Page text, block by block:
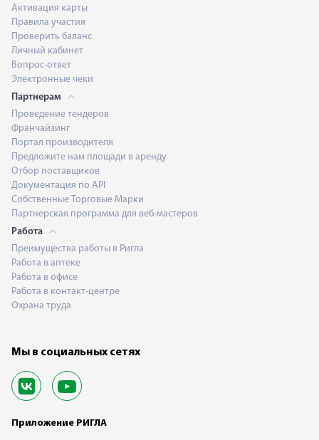
Активация карты
Правила участия
Проверить баланс
Личный кабинет
Вопрос-ответ
Электронные чеки
Партнерам
Проведение тендеров
Франчайзинг
Портал производителя
Предложите нам площади в аренду
Отбор поставщиков
Документация по API
Собственные Торговые Марки
Партнерская программа для веб-мастеров
Работа
Преимущества работы в Ригла
Работа в аптеке
Работа в офисе
Работа в контакт-центре
Охрана труда
Мы в социальных сетях
Приложение РИГЛА